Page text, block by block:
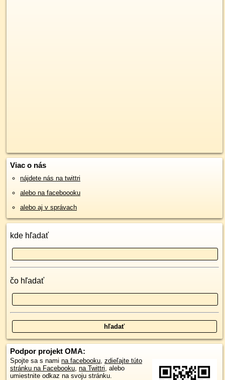
Viac o nás
nájdete nás na twittri
alebo na faceboooku
alebo aj v správach
kde hľadať
čo hľadať
Podpor projekt OMA:
Spojte sa s nami na facebooku, zdieľajte túto
stránku na Facebooku, na Twittri, alebo
umiestnite odkaz na svoju stránku.